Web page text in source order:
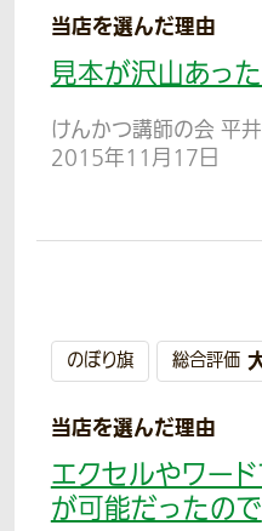
当店を選んだ理由
見本が沢山あっ
けんかつ講師の会 平
2015年11月17日
のぼり旗 総合評価
当店を選んだ理由
エクセルやワー
が可能だったので